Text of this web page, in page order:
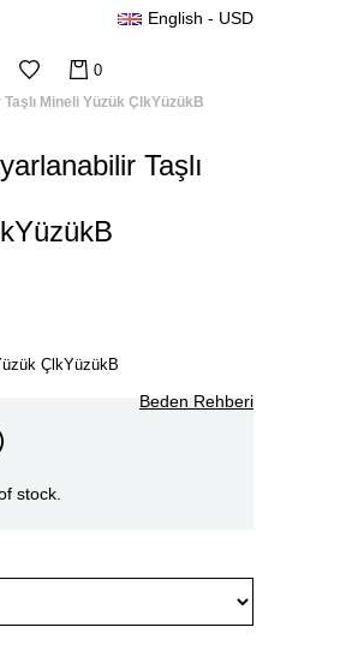
English - USD
0
Mineli Yüzük ÇlkYüzükB
Taşlı
ÇlkYüzükB
Beden Rehberi
stock.